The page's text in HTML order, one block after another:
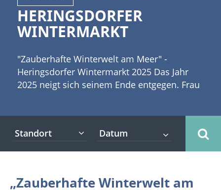
HERINGSDORFER
WINTERMARKT
"Zauberhafte Winterwelt am Meer" -
Heringsdorfer Wintermarkt 2025 Das Jahr
2025 neigt sich seinem Ende entgegen. Frau
Vorpommern. In leuchtend winterlicher
Kulisse findet zwischen den Jahren die
Eisarena Heringsdorf vom 28.12. 2025 – 2.1.
2026 statt. Die Kaiserbäder laden zum
Standort
„Zauberhafte Winterwelt am